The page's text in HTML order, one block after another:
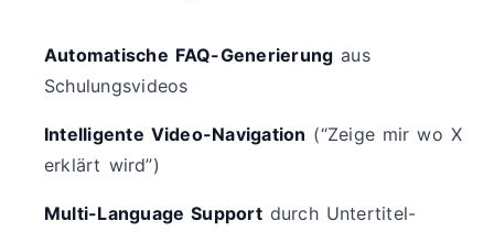
Automatische FAQ-Generierung aus
Schulungsvideos
Intelligente Video-Navigation (“Zeige mir wo X
erklärt wird”)
Multi-Language Supportdurch Untertitel-